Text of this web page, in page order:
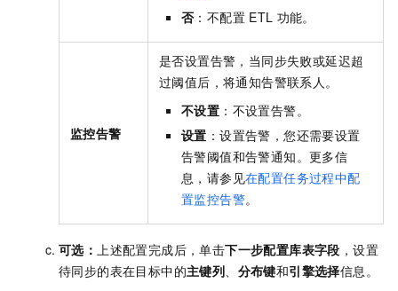
否：不配置 ETL 功能。
监控告警
是否设置告警，当同步失败或延迟超
过阈值后，将通知告警联系人。
不设置 ：不设置告警。
设置 ：设置告警，您还需要设置
告警阈值和告警通知 。更多信
息，请参见在配置任务过程中配
置监控告警。
可选： 上述配置完成后，单击下一步配置库表字段 ，设置
待同步的表在目标中的主键列 分布键和引擎选择信息。